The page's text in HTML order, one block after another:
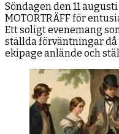
Söndagen den 11
MOTORTRÄFF för
Ett soligt evenemang
ställda förväntningar
ekipage anlände och